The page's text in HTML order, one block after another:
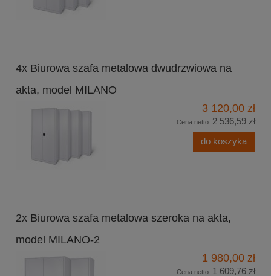
4x Biurowa szafa metalowa dwudrzwiowa na
akta, model MILANO
3 120,00 zł
Cena netto: 2 536,59 zł
do koszyka
2x Biurowa szafa metalowa szeroka na akta,
model MILANO-2
1 980,00 zł
Cena netto: 1 609,76 zł